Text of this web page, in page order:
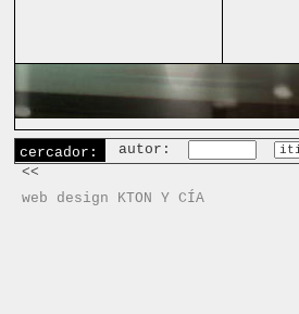
cercador: autor:
<<
web design KTON Y CÍA